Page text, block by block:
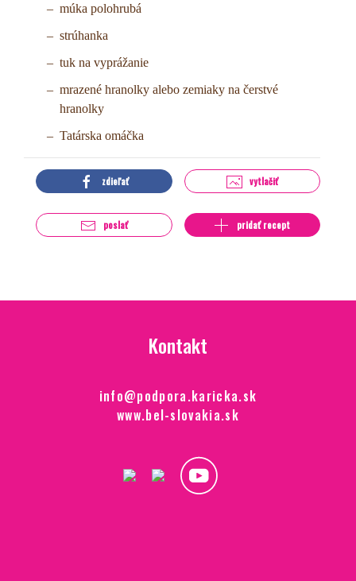
múka polohrubá
strúhanka
tuk na vyprážanie
mrazené hranolky alebo zemiaky na čerstvé
hranolky
Tatárska omáčka
zdieľať vytlačiť
poslať pridať recept
Kontakt
info@podpora.karicka.sk
www.bel-slovakia.sk